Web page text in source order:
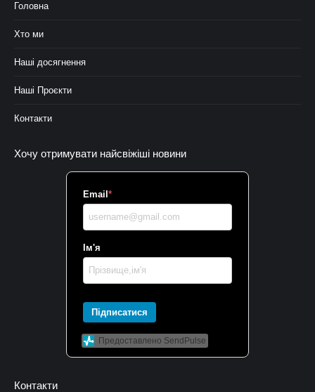
Головна
Хто ми
Наші досягнення
Наші Проєкти
Контакти
Хочу отримувати найсвіжіші новини
Email *
Ім'я
Підписатися
Предоставлено SendPulse
Контакти